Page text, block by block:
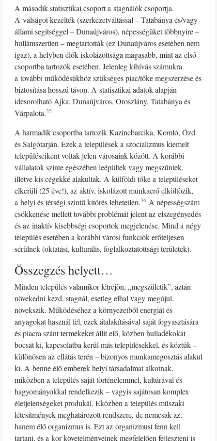
A második statisztikai csoport a stagnálók csoportja.
A válságot kezelték (szerkezetváltással – Tatabánya és/vagy
állami segítséggel – Dunaújváros), népességüket többnyire –
hullámszerűen – megtartották (ez Dunaújváros esetében nem
igaz), a helyben élők iskolázottsága magasabb, mint az első
csoportba tartozók esetében. Jelenleg kihívás számukra
a további működésükhöz szükséges piac/tőke megszerzése és
biztosítása hosszú távon. A statisztikai adatok alapján
idesorolható Ajka, Dunaújváros, Oroszlány, Tatabánya és
Várpalota.35
A harmadik csoportba tartozik Kazincbarcika, Komló, Ózd
és Salgótarján. Ezek a települések a szocializmus kiemelt
településeiként voltak jelen városaink között. A korábbi
vállalatok szinte egészében leépültek vagy megszűntek,
illetve kis cégekké alakultak. A külföldi tőke a településeket
elkerüli (25 éve!), az aktív, iskolázott munkaerő elköltözik,
a helyi és térségi szintű kitörés lehetetlen.36 A népességszám
csökkenése mellett további problémát jelent az elszegényedés
és az inaktív kisebbségi csoportok megjelenése. Mind a négy
település esetében a korábbi városi funkciók erőteljesen
sérülnek (oktatási, kulturális, foglalkoztatottsági területek).
Összegzés helyett…
Minden település valamikor létrejön, „megszületik”, aztán
növekedni kezd, stagnál, esetleg elhal vagy megújul,
növekszik. Működéséhez a környezetből energiát és
anyagokat használ fel, ezek átalakításával saját fogyasztására
és piacra szánt termékeket állít elő, közben hulladékokat
bocsát ki, kapcsolatba kerül más településekkel, és köztük –
különösen az ellátás terén – bizonyos munkamegosztás alakul
ki. A benne élő emberek helyi társadalmat alkotnak,
miközben a település saját történelemmel, kultúrával és
hagyományokkal rendelkezik – vagyis sajátosan komplex
életjelenségeket produkál. Eközben a település műszaki
létesítmények meghatározott rendszere, de nemcsak az,
hanem élő organizmus is. Ezt az organizmust fenn kell
tartani, és a kor követelményeinek megfelelően fejleszteni is